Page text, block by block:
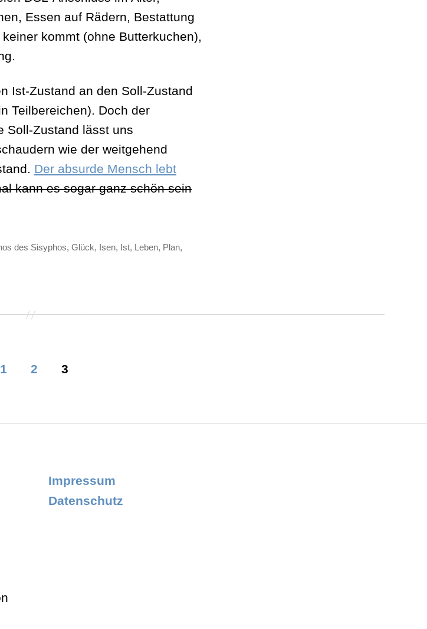
Essen auf Rädern, Bestattung
kommt (ohne Butterkuchen),
Ist-Zustand an den Soll-Zustand
Teilbereichen). Doch der
Soll-Zustand lässt uns
wie der weitgehend
Der absurde Mensch lebt
kann es sogar ganz schön sein
des Sisyphos, Glück, Isen, Ist, Leben, Plan,
1 2 3
Impressum
Datenschutz